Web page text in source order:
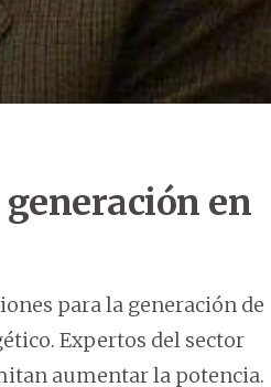
en
para la generación de
Expertos del sector
aumentar la potencia.